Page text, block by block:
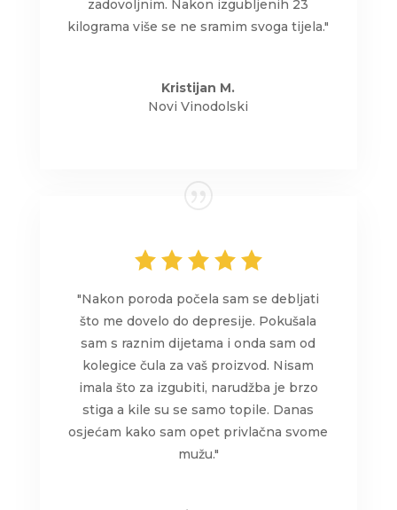
zadovoljnim. Nakon izgubljenih 23
kilograma više se ne sramim svoga tijela."
Kristijan M.
Novi Vinodolski
"Nakon poroda počela sam se debljati
što me dovelo do depresije. Pokušala
sam s raznim dijetama i onda sam od
kolegice čula za vaš proizvod. Nisam
imala što za izgubiti, narudžba je brzo
stiga a kile su se samo topile. Danas
osjećam kako sam opet privlačna svome
mužu."